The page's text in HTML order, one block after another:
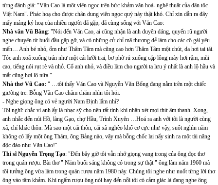
từng đánh giá: "Văn Cao là một viên ngọc trên bức khảm văn hoá- nghệ thuật của dân tộc
Việt Nam". Phác hoạ cho được chân dung viên ngọc quý này thật khó. Chỉ xin dẫn ra đây
mấy mảng ký hoạ của nhiều người đã gặp, đã cùng sống với Văn Cao:
Nhà văn Vũ Bằng: "Nói đến Văn Cao, ai cũng nhận là anh duyên dáng, quyến rũ người
nghe chuyện từ buổi đầu gặp gỡ, và có những cử chỉ mã thượng dễ làm cho các cô gái yêu
mến… Anh bé nhỏ, ốm như Thâm Tâm mà cũng cao hơn Thâm Tâm một chút, da hơi tai tái.
Tóc anh xoã xuống trán như một cái lưỡi trai, bơ phờ rủ xuống cặp lông mày hơi rậm, mũi
cao, tiếng nói rụt rè và nhỏ. Cổ anh nhỏ, và điều làm cho người ta lưu ý nhất là anh lộ hầu và
mắt cũng hơi lộ nữa."
Nhà thơ Vũ Cao: " …tôi thấy Văn Cao và Nguyễn Văn Bổng đang nằm trên một chiếc
giường tre. Bỗng Văn Cao chăm chăm nhìn tôi hỏi:
- Nghe giọng ông có vẻ người Nam Định lắm nhỉ?
Tôi nghĩ: chắc vì anh ấy là nhạc sỹ cho nên rất tinh khi nhận xét mọi thứ âm thanh. Xong,
anh nhắc đến núi Hồ, làng Gạo, chợ Hầu, Trình Xuyên …Hoá ra anh với tôi là người cùng
xã, chỉ khác thôn. Mà sao một cái thôn, cái xã nghèo khổ cơ cực như vậy, suốt nghìn năm
không có lấy một ông Thám, ông Bảng nào, vậy mà bỗng chốc lại nẩy sinh ra một tài năng
độc đáo như Văn Cao!"
Thi sĩ Nguyễn Trọng Tạo: "Đến bây giờ tôi vẫn nhớ giọng vang trong của ông đọc thơ
trong quán rượu. Bài thơ " Năm buổi sáng không có trong sự thật " ông làm năm 1960 mà
tôi tưởng ông vừa làm trong quán rượu năm 1980 này. Chúng tôi nghe như nuốt từng lời thơ
ông vào tâm khảm. Khi ngấm rượu ông nói hay đến nỗi tôi có cảm giác là đang nghe ông